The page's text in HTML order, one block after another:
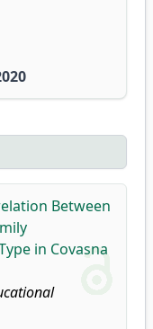
Between
in Covasna